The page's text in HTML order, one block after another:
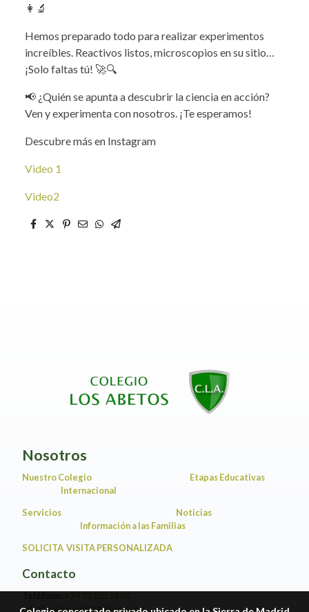
👩‍🔬
Hemos preparado todo para realizar experimentos
increíbles. Reactivos listos, microscopios en su sitio…
¡Solo faltas tú! 🚀🔍
📢 ¿Quién se apunta a descubrir la ciencia en acción?
Ven y experimenta con nosotros. ¡Te esperamos!
Descubre más en Instagram
Video 1
Video2
Nosotros
Nuestro Colegio
Etapas Educativas
Internacional
Servicios
Noticias
Información a las Familias
SOLICITA VISITA PERSONALIZADA
Contacto
info@colegiolosabetos.com